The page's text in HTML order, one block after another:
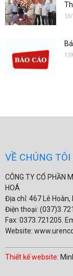
VỀ CHÚNG TÔI
CÔNG TY CỔ PHẦN
HOÁ
Địa chỉ: 467 Lê Hoàn,
Điện thoại:
Fax: 0373.721205.
Website:
Thiết kế website: